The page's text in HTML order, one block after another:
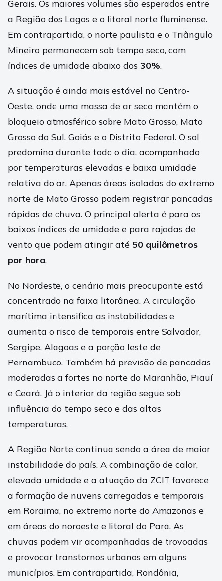
Gerais. Os maiores volumes são esperados entre
a Região dos Lagos e o litoral norte fluminense.
Em contrapartida, o norte paulista e o Triângulo
Mineiro permanecem sob tempo seco, com
índices de umidade abaixo dos 30%.
A situação é ainda mais estável no Centro-
Oeste, onde uma massa de ar seco mantém o
bloqueio atmosférico sobre Mato Grosso, Mato
Grosso do Sul, Goiás e o Distrito Federal. O sol
predomina durante todo o dia, acompanhado
por temperaturas elevadas e baixa umidade
relativa do ar. Apenas áreas isoladas do extremo
norte de Mato Grosso podem registrar pancadas
rápidas de chuva. O principal alerta é para os
baixos índices de umidade e para rajadas de
vento que podem atingir até 50 quilômetros
por hora.
No Nordeste, o cenário mais preocupante está
concentrado na faixa litorânea. A circulação
marítima intensifica as instabilidades e
aumenta o risco de temporais entre Salvador,
Sergipe, Alagoas e a porção leste de
Pernambuco. Também há previsão de pancadas
moderadas a fortes no norte do Maranhão, Piauí
e Ceará. Já o interior da região segue sob
influência do tempo seco e das altas
temperaturas.
A Região Norte continua sendo a área de maior
instabilidade do país. A combinação de calor,
elevada umidade e a atuação da ZCIT favorece
a formação de nuvens carregadas e temporais
em Roraima, no extremo norte do Amazonas e
em áreas do noroeste e litoral do Pará. As
chuvas podem vir acompanhadas de trovoadas
e provocar transtornos urbanos em alguns
municípios. Em contrapartida, Rondônia,